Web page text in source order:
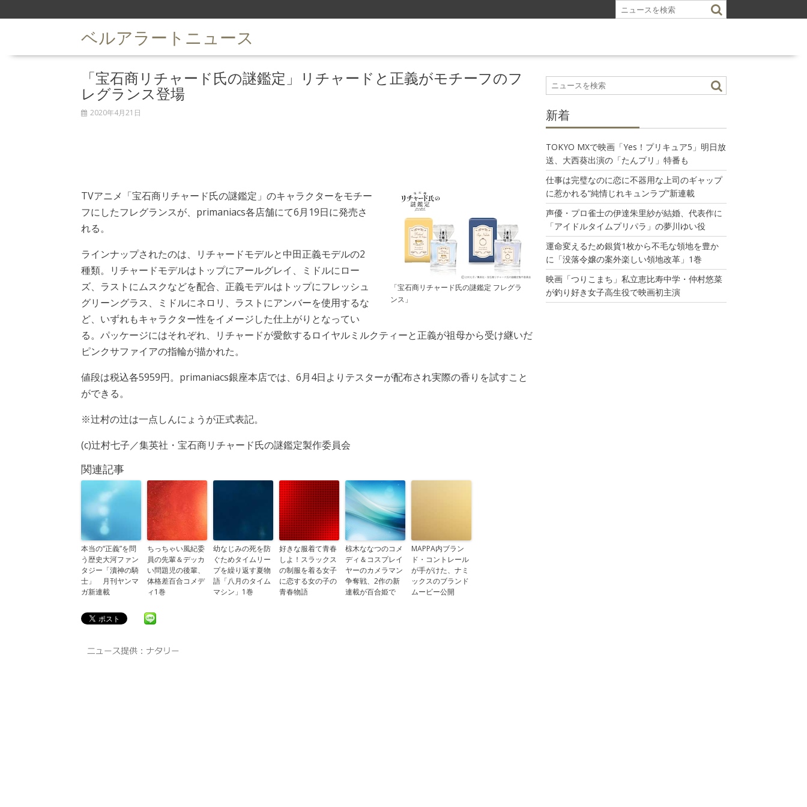
k
ベルアラートニュース
「宝石商リチャード氏の謎鑑定」リチャードと正義がモチーフのフ
レグランス登場
2020年4月21日
「宝石商リチャード氏の謎鑑定 フレグラ
ンス」
TVアニメ「宝石商リチャード氏の謎鑑定」のキャラクターをモチー
フにしたフレグランスが、primaniacs各店舗にて6月19日に発売さ
れる。
ラインナップされたのは、リチャードモデルと中田正義モデルの2
種類。リチャードモデルはトップにアールグレイ、ミドルにロー
ズ、ラストにムスクなどを配合、正義モデルはトップにフレッシュ
グリーングラス、ミドルにネロリ、ラストにアンバーを使用するな
ど、いずれもキャラクター性をイメージした仕上がりとなってい
る。パッケージにはそれぞれ、リチャードが愛飲するロイヤルミルクティーと正義が祖母から受け継いだ
ピンクサファイアの指輪が描かれた。
値段は税込各5959円。primaniacs銀座本店では、6月4日よりテスターが配布され実際の香りを試すこと
ができる。
※辻村の辻は一点しんにょうが正式表記。
(c)辻村七子／集英社・宝石商リチャード氏の謎鑑定製作委員会
関連記事
本当の“正義”を問
う歴史大河ファン
タジー「瀆神の騎
士」 月刊ヤンマ
ガ新連載
ちっちゃい風紀委
員の先輩＆デッカ
い問題児の後輩、
体格差百合コメデ
ィ1巻
幼なじみの死を防
ぐためタイムリー
プを繰り返す夏物
語「八月のタイム
マシン」1巻
好きな服着て青春
しよ！スラックス
の制服を着る女子
に恋する女の子の
青春物語
椋木ななつのコメ
ディ＆コスプレイ
ヤーのカメラマン
争奪戦、2作の新
連載が百合姫で
MAPPA内ブラン
ド・コントレール
が手がけた、ナミ
ックスのブランド
ムービー公開
新着
TOKYO MXで映画「Yes！プリキュア5」明日放
送、大西葵出演の「たんプリ」特番も
仕事は完璧なのに恋に不器用な上司のギャップ
に惹かれる“純情じれキュンラブ”新連載
声優・プロ雀士の伊達朱里紗が結婚、代表作に
「アイドルタイムプリパラ」の夢川ゆい役
運命変えるため銀貨1枚から不毛な領地を豊か
に「没落令嬢の案外楽しい領地改革」1巻
映画「つりこまち」私立恵比寿中学・仲村悠菜
が釣り好き女子高生役で映画初主演